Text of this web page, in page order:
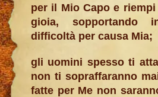
per il Mio Capo e
gioia, sopportando
difficoltà per causa Mia;
gli uomini spesso ti
non ti sopraffaranno
fatte per Me non